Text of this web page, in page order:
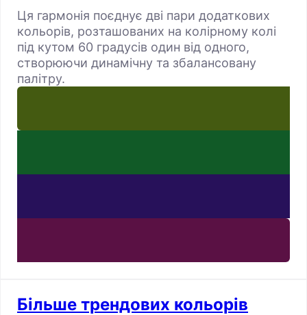
Ця гармонія поєднує дві пари додаткових
кольорів, розташованих на колірному колі
під кутом 60 градусів один від одного,
створюючи динамічну та збалансовану
палітру.
Більше трендових кольорів